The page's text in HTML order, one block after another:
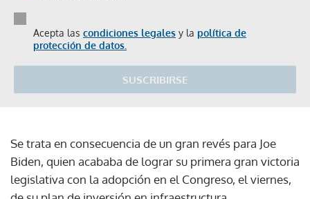
Acepta las condiciones legales y la política de
protección de datos.
SUSCRIBIRSE
Se trata en consecuencia de un gran revés para Joe
Biden, quien acababa de lograr su primera gran victoria
legislativa con la adopción en el Congreso, el viernes,